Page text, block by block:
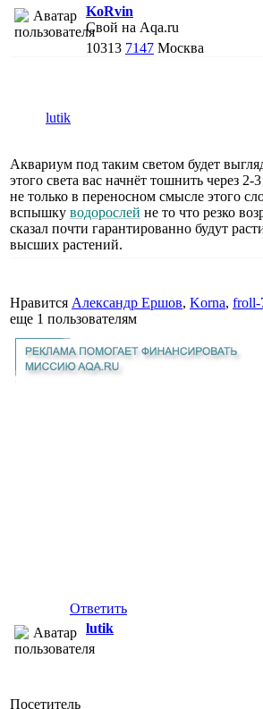
KoRvin
Свой на Aqa.ru
10313 7147 Москва
lutik
Аквариум под таким светом будет
этого света вас начнёт тошнить через
не только в переносном смысле этого
вспышку водорослей не то что резко
сказал почти гарантированно будут
высших растений.
Нравится Александр Ершов, Korna, froll-
еще 1 пользователям
Ответить
lutik
Посетитель